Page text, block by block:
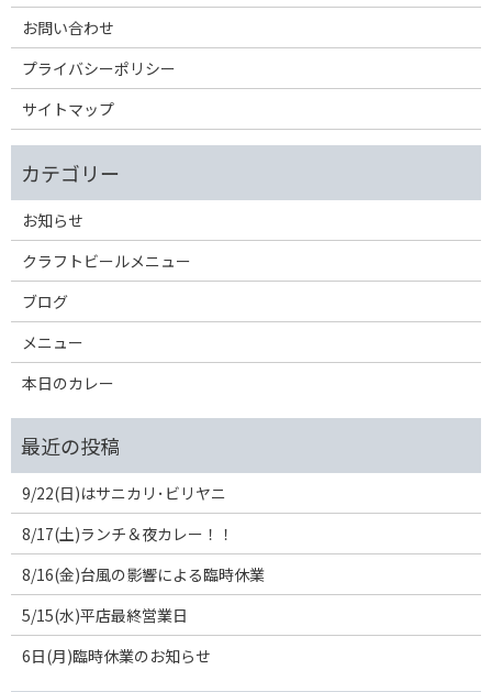
お問い合わせ
プライバシーポリシー
サイトマップ
お知らせ
クラフトビールメニュー
ブログ
メニュー
本日のカレー
9/22(日)はサニカリ･ビリヤニ
8/17(土)ランチ＆夜カレー！！
8/16(金)台風の影響による臨時休業
5/15(水)平店最終営業日
6日(月)臨時休業のお知らせ